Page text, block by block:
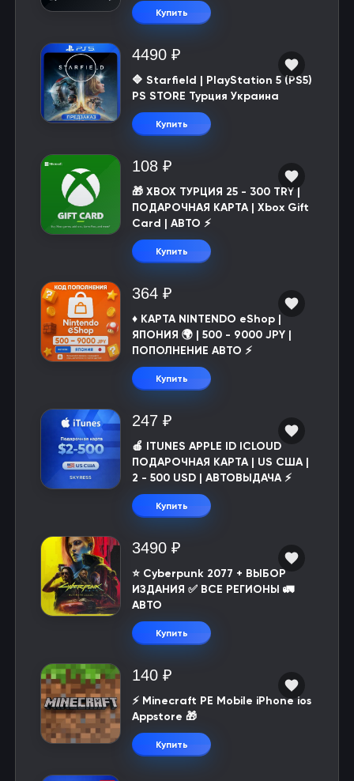
Купить
4490 ₽
🔷 Starfield | PlayStation 5 (PS5)
PS STORE Турция Украина
Купить
108 ₽
🎁 XBOX ТУРЦИЯ 25 - 300 TRY |
ПОДАРОЧНАЯ КАРТА | Xbox Gift
Card | АВТО ⚡
Купить
364 ₽
♦️ КАРТА NINTENDO eShop |
ЯПОНИЯ 🌍 | 500 - 9000 JPY |
ПОПОЛНЕНИЕ АВТО ⚡
Купить
247 ₽
🍎 ITUNES APPLE ID ICLOUD
ПОДАРОЧНАЯ КАРТА | US США |
2 - 500 USD | АВТОВЫДАЧА ⚡️
Купить
3490 ₽
⭐ Cyberpunk 2077 + ВЫБОР
ИЗДАНИЯ ✅ ВСЕ РЕГИОНЫ 🚛
АВТО
Купить
140 ₽
⚡️ Minecraft PE Mobile iPhone ios
Appstore 🎁
Купить